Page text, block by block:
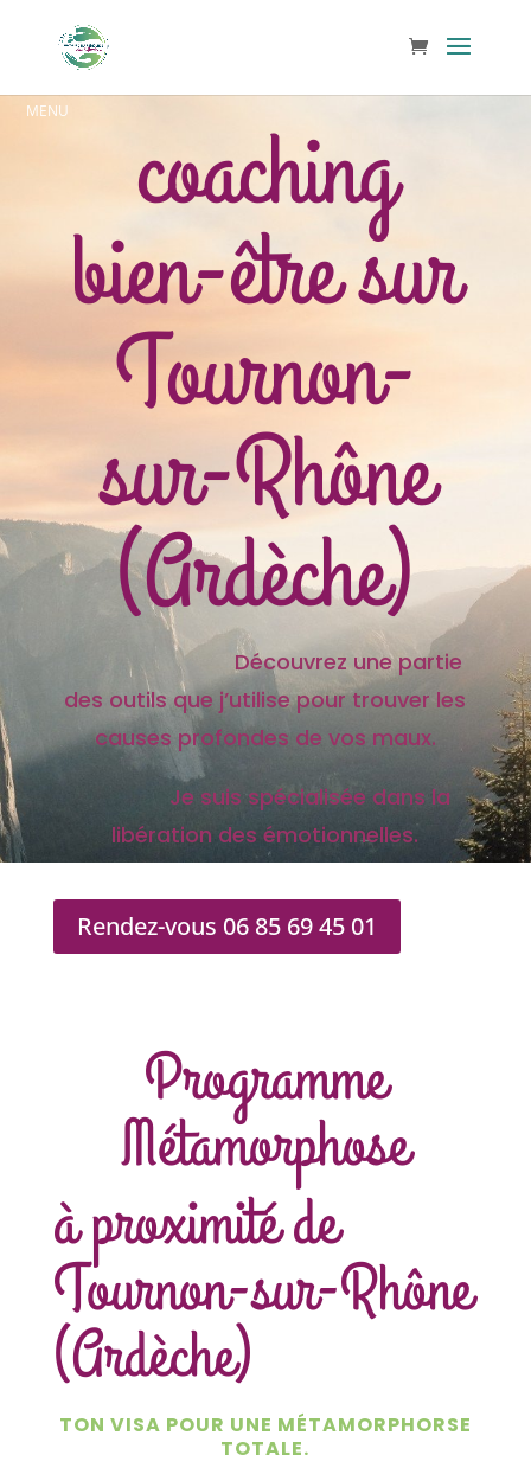
coaching
bien-être sur
Tournon-
sur-Rhône
(Ardèche)
Découvrez une partie
des outils que j’utilise pour trouver les
causes profondes de vos maux.
Je suis spécialisée dans la
libération des émotionnelles.
Rendez-vous 06 85 69 45 01
Programme
Métamorphose
à proximité de
Tournon-sur-Rhône
(Ardèche)
TON VISA POUR UNE MÉTAMORPHORSE
TOTALE.